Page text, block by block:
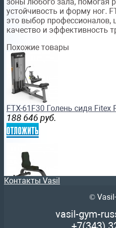
зоны любого зала, помогая
устойчивость и форму ног.
это выбор профессионалов,
качество и эффективность
Похожие товары
FTX-61F30 Голень сидя
188 646 руб.
отложить
FTX-FB38 Скамейка для
Контакты Vasil
©
vasil-gym-